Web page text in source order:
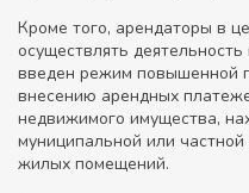
Кроме того, арендаторы в
осуществлять
введен режим повышенной
внесению арендных
недвижимого имущества,
муниципальной или
жилых помещений.